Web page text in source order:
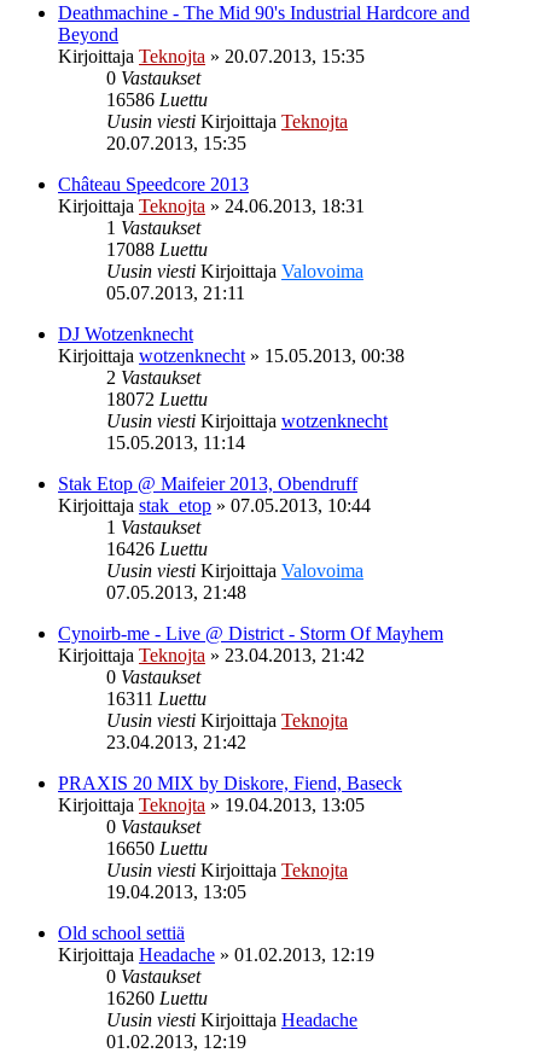
Deathmachine - The Mid 90's Industrial Hardcore and
Beyond
Kirjoittaja Teknojta » 20.07.2013, 15:35
0 Vastaukset
16586 Luettu
Uusin viesti Kirjoittaja Teknojta
20.07.2013, 15:35
Château Speedcore 2013
Kirjoittaja Teknojta » 24.06.2013, 18:31
1 Vastaukset
17088 Luettu
Uusin viesti Kirjoittaja Valovoima
05.07.2013, 21:11
DJ Wotzenknecht
Kirjoittaja wotzenknecht » 15.05.2013, 00:38
2 Vastaukset
18072 Luettu
Uusin viesti Kirjoittaja wotzenknecht
15.05.2013, 11:14
Stak Etop @ Maifeier 2013, Obendruff
Kirjoittaja stak_etop » 07.05.2013, 10:44
1 Vastaukset
16426 Luettu
Uusin viesti Kirjoittaja Valovoima
07.05.2013, 21:48
Cynoirb-me - Live @ District - Storm Of Mayhem
Kirjoittaja Teknojta » 23.04.2013, 21:42
0 Vastaukset
16311 Luettu
Uusin viesti Kirjoittaja Teknojta
23.04.2013, 21:42
PRAXIS 20 MIX by Diskore, Fiend, Baseck
Kirjoittaja Teknojta » 19.04.2013, 13:05
0 Vastaukset
16650 Luettu
Uusin viesti Kirjoittaja Teknojta
19.04.2013, 13:05
Old school settiä
Kirjoittaja Headache » 01.02.2013, 12:19
0 Vastaukset
16260 Luettu
Uusin viesti Kirjoittaja Headache
01.02.2013, 12:19